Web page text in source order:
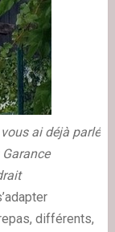
ai déjà parlé
différents,